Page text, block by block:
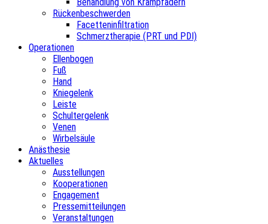
Rückenbeschwerden
Facetteninfiltration
Schmerztherapie (PRT und PDI)
Operationen
Ellenbogen
Fuß
Hand
Kniegelenk
Leiste
Schultergelenk
Venen
Wirbelsäule
Anästhesie
Aktuelles
Ausstellungen
Kooperationen
Engagement
Pressemitteilungen
Veranstaltungen